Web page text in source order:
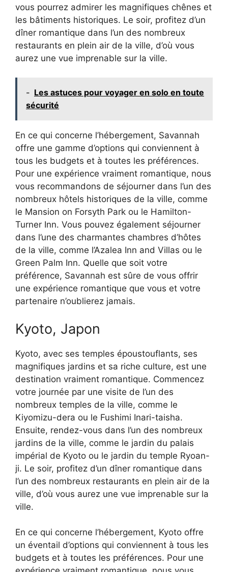
vous pourrez admirer les magnifiques chênes et
les bâtiments historiques. Le soir, profitez d’un
dîner romantique dans l’un des nombreux
restaurants en plein air de la ville, d’où vous
aurez une vue imprenable sur la ville.
- Les astuces pour voyager en solo en toute
sécurité
En ce qui concerne l’hébergement, Savannah
offre une gamme d’options qui conviennent à
tous les budgets et à toutes les préférences.
Pour une expérience vraiment romantique, nous
vous recommandons de séjourner dans l’un des
nombreux hôtels historiques de la ville, comme
le Mansion on Forsyth Park ou le Hamilton-
Turner Inn. Vous pouvez également séjourner
dans l’une des charmantes chambres d’hôtes
de la ville, comme l’Azalea Inn and Villas ou le
Green Palm Inn. Quelle que soit votre
préférence, Savannah est sûre de vous offrir
une expérience romantique que vous et votre
partenaire n’oublierez jamais.
Kyoto, Japon
Kyoto, avec ses temples époustouflants, ses
magnifiques jardins et sa riche culture, est une
destination vraiment romantique. Commencez
votre journée par une visite de l’un des
nombreux temples de la ville, comme le
Kiyomizu-dera ou le Fushimi Inari-taisha.
Ensuite, rendez-vous dans l’un des nombreux
jardins de la ville, comme le jardin du palais
impérial de Kyoto ou le jardin du temple Ryoan-
ji. Le soir, profitez d’un dîner romantique dans
l’un des nombreux restaurants en plein air de la
ville, d’où vous aurez une vue imprenable sur la
ville.
En ce qui concerne l’hébergement, Kyoto offre
un éventail d’options qui conviennent à tous les
budgets et à toutes les préférences. Pour une